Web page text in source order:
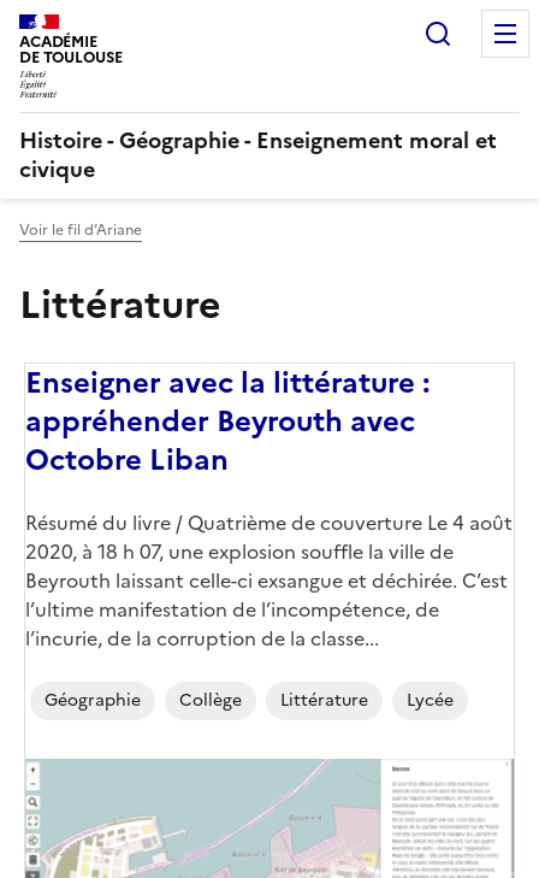
ACADÉMIE
DE TOULOUSE
Histoire - Géographie - Enseignement moral et
civique
Voir le fil d’Ariane
Littérature
Enseigner avec la littérature :
appréhender Beyrouth avec
Octobre Liban
Corps
Résumé du livre / Quatrième de couverture Le 4 août
2020, à 18 h 07, une explosion souffle la ville de
Beyrouth laissant celle-ci exsangue et déchirée. C’est
l’ultime manifestation de l’incompétence, de
l’incurie, de la corruption de la classe...
Géographie Collège Littérature Lycée
Image
de
couverture
(conseillée)